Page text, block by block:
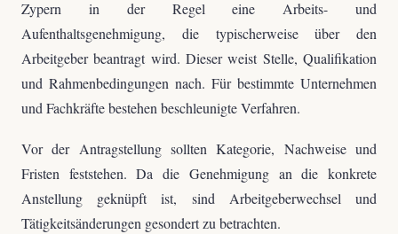
Zypern in der Regel eine Arbeits- und
Aufenthaltsgenehmigung, die typischerweise über den
Arbeitgeber beantragt wird. Dieser weist Stelle, Qualifikation
und Rahmenbedingungen nach. Für bestimmte Unternehmen
und Fachkräfte bestehen beschleunigte Verfahren.
Vor der Antragstellung sollten Kategorie, Nachweise und
Fristen feststehen. Da die Genehmigung an die konkrete
Anstellung geknüpft ist, sind Arbeitgeberwechsel und
Tätigkeitsänderungen gesondert zu betrachten.